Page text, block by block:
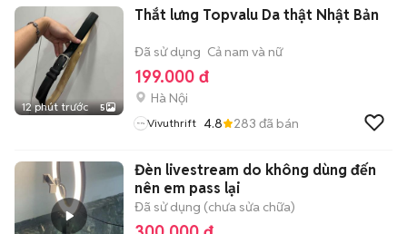
12 phút trước 5
Thắt lưng Topvalu Da thật Nhật Bản
Đã sử dụng Cả nam và nữ
199.000 đ
Hà Nội
Vivuthrift 4.8 283 đã bán
Đèn livestream do không dùng đến
nên em pass lại
Đã sử dụng (chưa sửa chữa)